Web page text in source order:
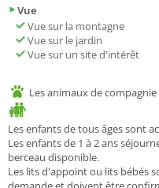
Vue
Vue sur la montagne
Vue sur le jardin
Vue sur un site d'intérêt
Les animaux de
Les enfants de tous âges sont
Les enfants de 1 à 2 ans
berceau disponible.
Les lits d'appoint ou lits bébés